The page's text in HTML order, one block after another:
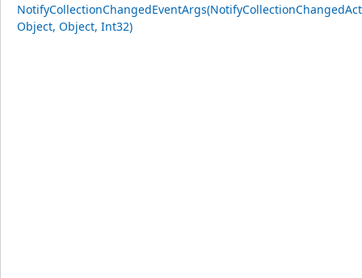
Object, Object, Int32)